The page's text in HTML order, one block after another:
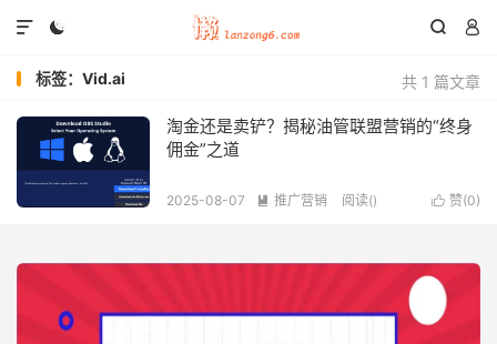
  

共 1 篇文章
标签：Vid.ai
淘金还是卖铲？揭秘油管联盟营销的“终身
佣金”之道
 赞(0)
2025-08-07  推广营销 阅读()